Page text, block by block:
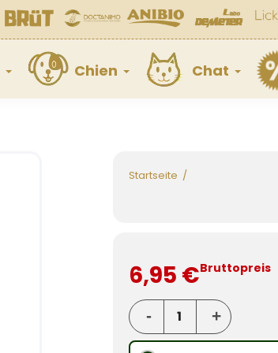
Chien Chat
Startseite
6,95 €Bruttopreis